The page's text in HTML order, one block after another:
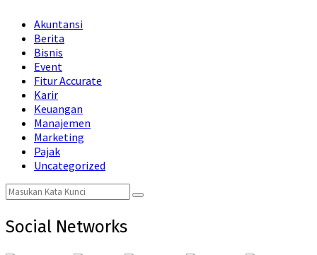
Akuntansi
Berita
Bisnis
Event
Fitur Accurate
Karir
Keuangan
Manajemen
Marketing
Pajak
Uncategorized
Search
for:
Search
Social Networks